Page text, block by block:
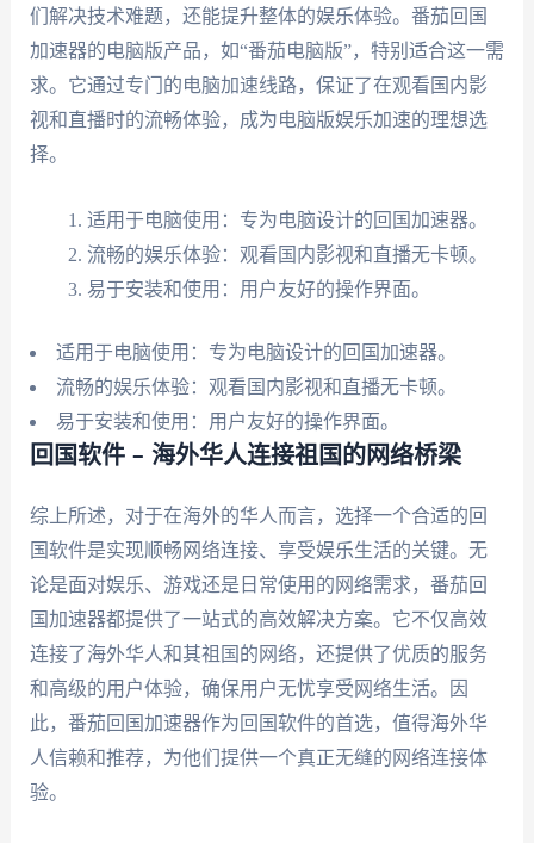
们解决技术难题，还能提升整体的娱乐体验。番茄回国
加速器的电脑版产品，如“番茄电脑版”，特别适合这一需
求。它通过专门的电脑加速线路，保证了在观看国内影
视和直播时的流畅体验，成为电脑版娱乐加速的理想选
择。
适用于电脑使用：专为电脑设计的回国加速器。
流畅的娱乐体验：观看国内影视和直播无卡顿。
易于安装和使用：用户友好的操作界面。
适用于电脑使用：专为电脑设计的回国加速器。
流畅的娱乐体验：观看国内影视和直播无卡顿。
易于安装和使用：用户友好的操作界面。
回国软件 – 海外华人连接祖国的网络桥梁
综上所述，对于在海外的华人而言，选择一个合适的回
国软件是实现顺畅网络连接、享受娱乐生活的关键。无
论是面对娱乐、游戏还是日常使用的网络需求，番茄回
国加速器都提供了一站式的高效解决方案。它不仅高效
连接了海外华人和其祖国的网络，还提供了优质的服务
和高级的用户体验，确保用户无忧享受网络生活。因
此，番茄回国加速器作为回国软件的首选，值得海外华
人信赖和推荐，为他们提供一个真正无缝的网络连接体
验。